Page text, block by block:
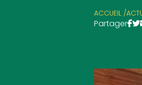
ACCUEIL /
Partager